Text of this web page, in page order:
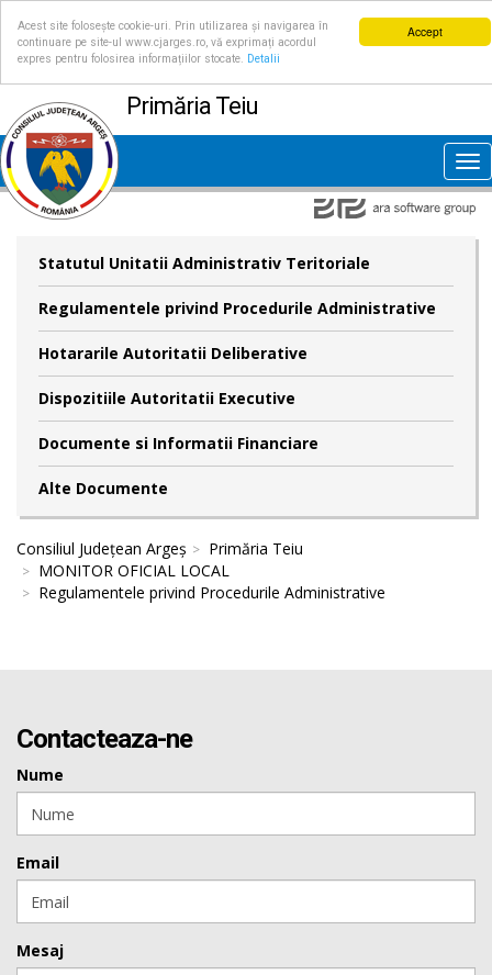
Accept
Acest site folosește cookie-uri. Prin utilizarea și navigarea în
continuare pe site-ul www.cjarges.ro, vă exprimați acordul
expres pentru folosirea informațiilor stocate.
Detalii
Primăria Teiu
Statutul Unitatii Administrativ Teritoriale
Regulamentele privind Procedurile Administrative
Hotararile Autoritatii Deliberative
Dispozitiile Autoritatii Executive
Documente si Informatii Financiare
Alte Documente
Consiliul Județean Argeș
Primăria Teiu
MONITOR OFICIAL LOCAL
Regulamentele privind Procedurile Administrative
Contacteaza-ne
Nume
Email
Mesaj